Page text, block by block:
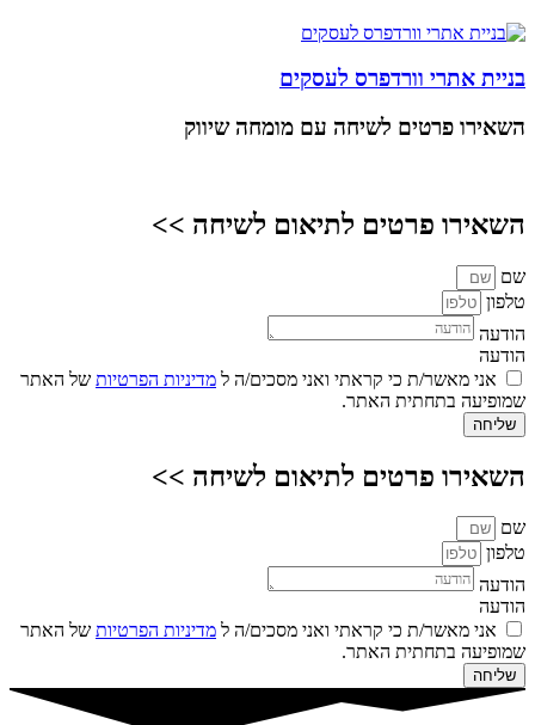
בניית אתרי וורדפרס לעסקים
השאירו פרטים לשיחה עם מומחה שיווק
השאירו פרטים לתיאום לשיחה >>
שם
טלפון
הודעה
הודעה
אני מאשר/ת כי קראתי ואני מסכים/ה ל מדיניות הפרטיות של האתר
שמופיעה בתחתית האתר.
שליחה
השאירו פרטים לתיאום לשיחה >>
שם
טלפון
הודעה
הודעה
אני מאשר/ת כי קראתי ואני מסכים/ה ל מדיניות הפרטיות של האתר
שמופיעה בתחתית האתר.
שליחה